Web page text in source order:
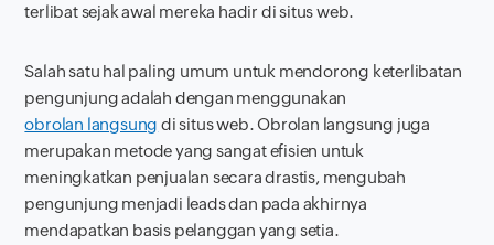
terlibat sejak awal mereka hadir di situs web.
Salah satu hal paling umum untuk mendorong keterlibatan
pengunjung adalah dengan menggunakan
obrolan langsung di situs web. Obrolan langsung juga
merupakan metode yang sangat efisien untuk
meningkatkan penjualan secara drastis, mengubah
pengunjung menjadi leadsdan pada akhirnya
mendapatkan basis pelanggan yang setia.